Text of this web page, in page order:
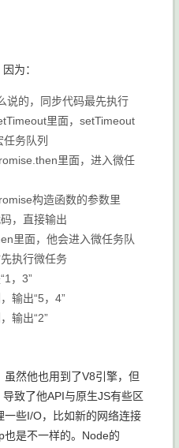
为：
说的，同步代码最先执行
里面， setTimeout
任务队列
里面，进入微任
构造函数的参数里
，直接输出
里面，他会进入微任务队
执行微任务
，3”
输出“5，4”
输出“2”
然他也用到了V8引擎，但
致了他API与原生JS有些区
些I/O，比如新的网络连接
是不一样的。Node的